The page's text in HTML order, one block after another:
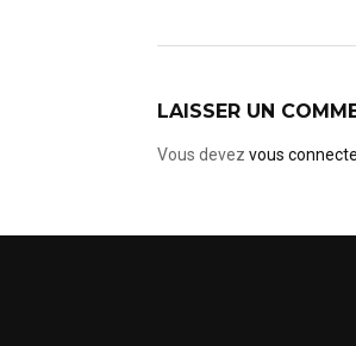
LAISSER UN
Vous devez vous